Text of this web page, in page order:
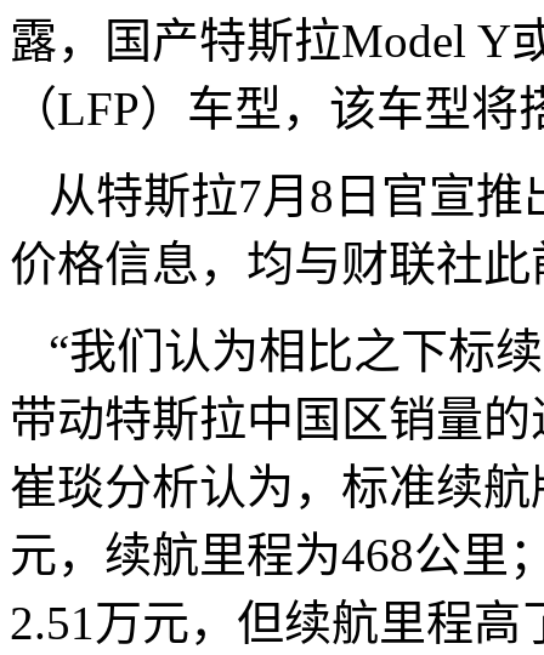
露，国产特斯拉Model Y
（LFP）车型，该车型
从特斯拉7月8日官宣
价格信息，均与财联社
“我们认为相比之下标
带动特斯拉中国区销量
崔琰分析认为，标准续
元，续航里程为468公里
2.51万元，但续航里程高